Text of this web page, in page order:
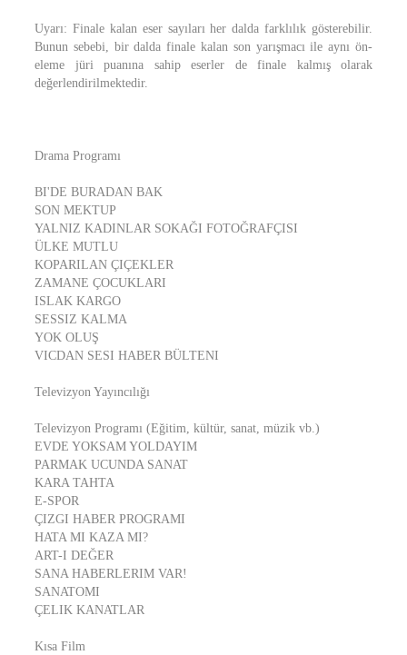
Uyarı: Finale kalan eser sayıları her dalda farklılık gösterebilir.
Bunun sebebi, bir dalda finale kalan son yarışmacı ile aynı ön-
eleme jüri puanına sahip eserler de finale kalmış olarak
değerlendirilmektedir.
Drama Programı
BI'DE BURADAN BAK
SON MEKTUP
YALNIZ KADINLAR SOKAĞI FOTOĞRAFÇISI
ÜLKE MUTLU
KOPARILAN ÇIÇEKLER
ZAMANE ÇOCUKLARI
ISLAK KARGO
SESSIZ KALMA
YOK OLUŞ
VICDAN SESI HABER BÜLTENI
Televizyon Yayıncılığı
Televizyon Programı (Eğitim, kültür, sanat, müzik vb.)
EVDE YOKSAM YOLDAYIM
PARMAK UCUNDA SANAT
KARA TAHTA
E-SPOR
ÇIZGI HABER PROGRAMI
HATA MI KAZA MI?
ART-I DEĞER
SANA HABERLERIM VAR!
SANATOMI
ÇELIK KANATLAR
Kısa Film